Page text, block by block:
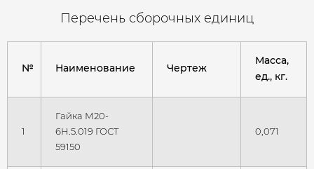
Перечень сборочных единиц
№ Наименование Чертеж
Масса,
ед., кг.
1
Гайка М20-
6Н.5.019 ГОСТ
59150
0,071